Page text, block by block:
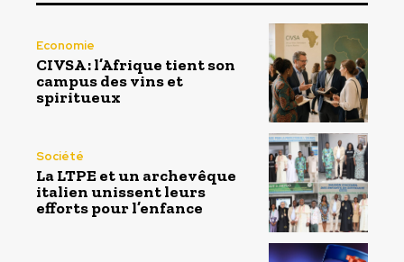
Economie
CIVSA : l’Afrique tient son
campus des vins et
spiritueux
Société
La LTPE et un archevêque
italien unissent leurs
efforts pour l’enfance